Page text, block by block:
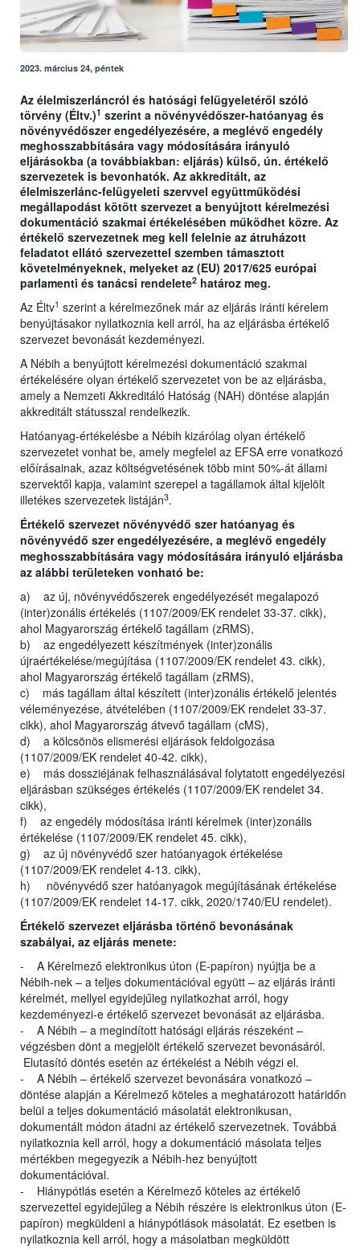
2023. március 24, péntek
Az élelmiszerláncról és hatósági felügyeletéről szóló
törvény (Éltv.)1 szerint a növényvédőszer-hatóanyag és
növényvédőszer engedélyezésére, a meglévő engedély
meghosszabbítására vagy módosítására irányuló
eljárásokba (a továbbiakban: eljárás) külső, ún. értékelő
szervezetek is bevonhatók. Az akkreditált, az
élelmiszerlánc-felügyeleti szervvel együttműködési
megállapodást kötött szervezet a benyújtott kérelmezési
dokumentáció szakmai értékelésében működhet közre. Az
értékelő szervezetnek meg kell felelnie az átruházott
feladatot ellátó szervezettel szemben támasztott
követelményeknek, melyeket az (EU) 2017/625 európai
parlamenti és tanácsi rendelete2 határoz meg.
Az Éltv1 szerint a kérelmezőnek már az eljárás iránti kérelem
benyújtásakor nyilatkoznia kell arról, ha az eljárásba értékelő
szervezet bevonását kezdeményezi.
A Nébih a benyújtott kérelmezési dokumentáció szakmai
értékelésére olyan értékelő szervezetet von be az eljárásba,
amely a Nemzeti Akkreditáló Hatóság (NAH) döntése alapján
akkreditált státusszal rendelkezik.
Hatóanyag-értékelésbe a Nébih kizárólag olyan értékelő
szervezetet vonhat be, amely megfelel az EFSA erre vonatkozó
előírásainak, azaz költségvetésének több mint 50%-át állami
szervektől kapja, valamint szerepel a tagállamok által kijelölt
illetékes szervezetek listáján3.
Értékelő szervezet növényvédő szer hatóanyag és
növényvédő szer engedélyezésére, a meglévő engedély
meghosszabbítására vagy módosítására irányuló eljárásba
az alábbi területeken vonható be:
a) az új, növényvédőszerek engedélyezését megalapozó
(inter)zonális értékelés (1107/2009/EK rendelet 33-37. cikk),
ahol Magyarország értékelő tagállam (zRMS),
b) az engedélyezett készítmények (inter)zonális
újraértékelése/megújítása (1107/2009/EK rendelet 43. cikk),
ahol Magyarország értékelő tagállam (zRMS),
c) más tagállam által készített (inter)zonális értékelő jelentés
véleményezése, átvételében (1107/2009/EK rendelet 33-37.
cikk), ahol Magyarország átvevő tagállam (cMS),
d) a kölcsönös elismerési eljárások feldolgozása
(1107/2009/EK rendelet 40-42. cikk),
e) más dossziéjának felhasználásával folytatott engedélyezési
eljárásban szükséges értékelés (1107/2009/EK rendelet 34.
cikk),
f) az engedély módosítása iránti kérelmek (inter)zonális
értékelése (1107/2009/EK rendelet 45. cikk),
g) az új növényvédő szer hatóanyagok értékelése
(1107/2009/EK rendelet 4-13. cikk),
h) növényvédő szer hatóanyagok megújításának értékelése
(1107/2009/EK rendelet 14-17. cikk, 2020/1740/EU rendelet).
Értékelő szervezet eljárásba történő bevonásának
szabályai, az eljárás menete:
- A Kérelmező elektronikus úton (E-papíron) nyújtja be a
Nébih-nek – a teljes dokumentációval együtt – az eljárás iránti
kérelmét, mellyel egyidejűleg nyilatkozhat arról, hogy
kezdeményezi-e értékelő szervezet bevonását az eljárásba.
- A Nébih – a megindított hatósági eljárás részeként –
végzésben dönt a megjelölt értékelő szervezet bevonásáról.
Elutasító döntés esetén az értékelést a Nébih végzi el.
- A Nébih – értékelő szervezet bevonására vonatkozó –
döntése alapján a Kérelmező köteles a meghatározott határidőn
belül a teljes dokumentáció másolatát elektronikusan,
dokumentált módon átadni az értékelő szervezetnek. Továbbá
nyilatkoznia kell arról, hogy a dokumentáció másolata teljes
mértékben megegyezik a Nébih-hez benyújtott
dokumentációval.
- Hiánypótlás esetén a Kérelmező köteles az értékelő
szervezettel egyidejűleg a Nébih részére is elektronikus úton (E-
papíron) megküldeni a hiánypótlások másolatát. Ez esetben is
nyilatkoznia kell arról, hogy a másolatban megküldött